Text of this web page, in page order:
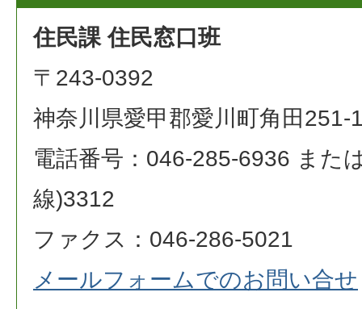
住民課 住民窓口班
〒243-0392
神奈川県愛甲郡愛川町角田251-
電話番号：046-285-6936 また
線)3312
ファクス：046-286-5021
メールフォームでのお問い合せ